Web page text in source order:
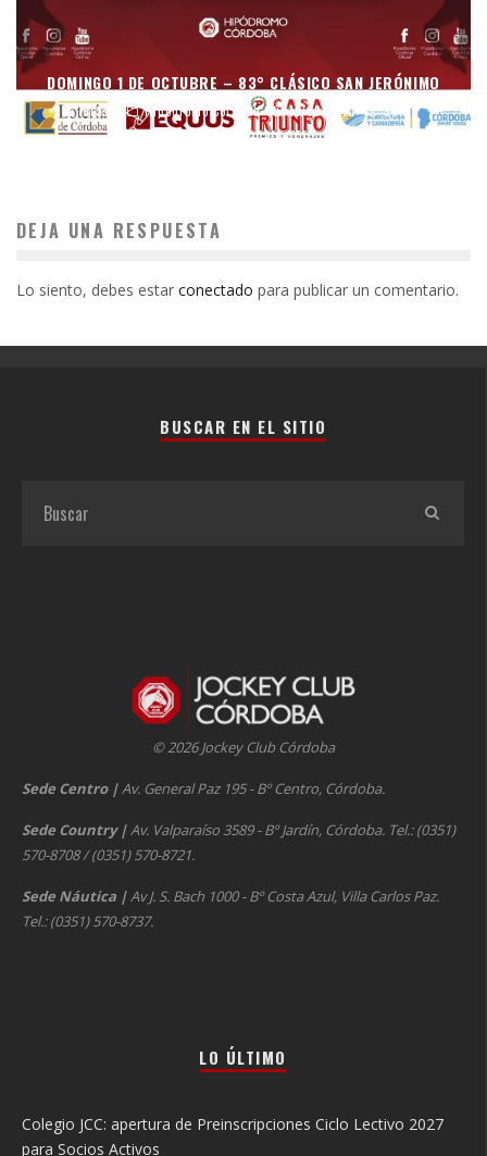
DOMINGO 1 DE OCTUBRE – 83° CLÁSICO SAN JERÓNIMO
mraso Hipódromo Córdoba 15/09/2023 9014
DEJA UNA RESPUESTA
Lo siento, debes estar conectado para publicar un comentario.
BUSCAR EN EL SITIO
© 2026 Jockey Club Córdoba
Sede Centro |Av. General Paz 195 - Bº Centro, Córdoba.
Sede Country |Av. Valparaíso 3589 - Bº Jardín, Córdoba. Tel.: (0351)
570-8708 / (0351) 570-8721.
Sede Náutica |Av J. S. Bach 1000 - Bº Costa Azul, Villa Carlos Paz.
Tel.: (0351) 570-8737.
LO ÚLTIMO
Colegio JCC: apertura de Preinscripciones Ciclo Lectivo 2027
para Socios Activos